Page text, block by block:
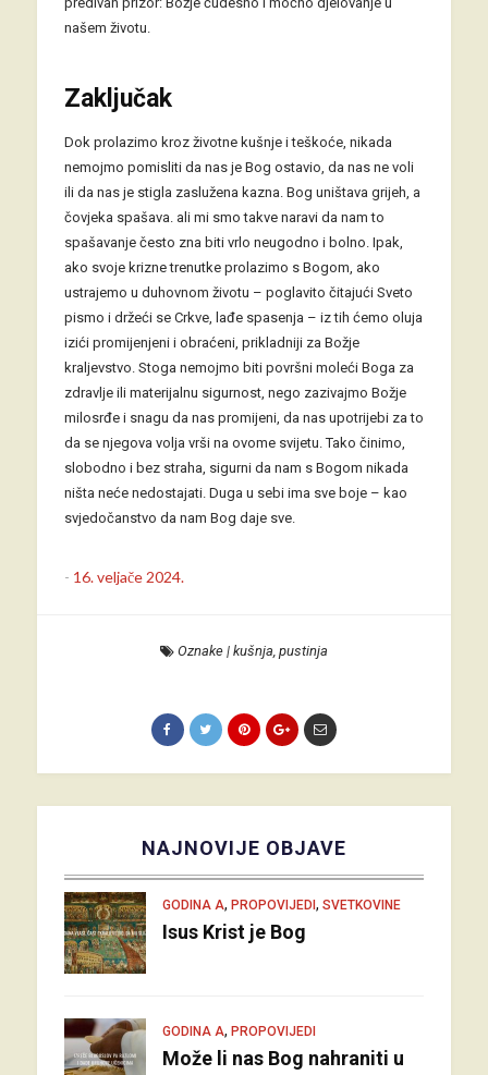
našem životu.
Zaključak
Dok prolazimo kroz životne kušnje i teškoće, nikada
nemojmo pomisliti da nas je Bog ostavio, da nas ne voli
ili da nas je stigla zaslužena kazna. Bog uništava grijeh, a
čovjeka spašava. ali mi smo takve naravi da nam to
spašavanje često zna biti vrlo neugodno i bolno. Ipak,
ako svoje krizne trenutke prolazimo s Bogom, ako
ustrajemo u duhovnom životu – poglavito čitajući Sveto
pismo i držeći se Crkve, lađe spasenja – iz tih ćemo oluja
izići promijenjeni i obraćeni, prikladniji za Božje
kraljevstvo. Stoga nemojmo biti površni moleći Boga za
zdravlje ili materijalnu sigurnost, nego zazivajmo Božje
milosrđe i snagu da nas promijeni, da nas upotrijebi za to
da se njegova volja vrši na ovome svijetu. Tako činimo,
slobodno i bez straha, sigurni da nam s Bogom nikada
ništa neće nedostajati. Duga u sebi ima sve boje – kao
svjedočanstvo da nam Bog daje sve.
- 16. veljače 2024.
Oznake| kušnja pustinja
NAJNOVIJE OBJAVE
GODINA A, PROPOVIJEDI, SVETKOVINE
Isus Krist je Bog
GODINA A, PROPOVIJEDI
Može li nas Bog nahraniti u